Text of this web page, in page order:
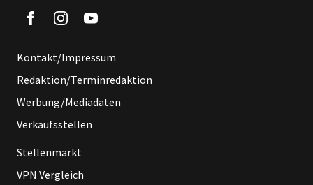
Kontakt/Impressum
Redaktion/Terminredaktion
Werbung/Mediadaten
Verkaufsstellen
Stellenmarkt
VPN Vergleich